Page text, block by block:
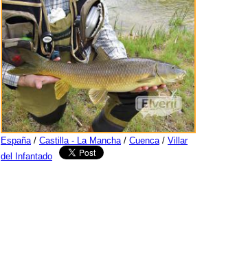
España/ Castilla - La Mancha/ Cuenca/ Villar
del Infantado